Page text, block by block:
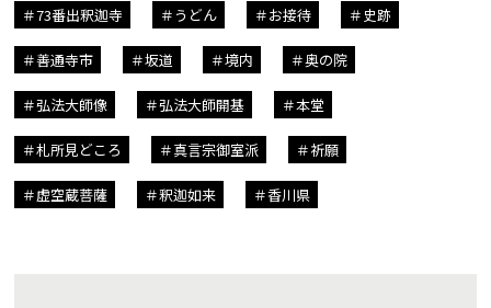
73番出釈迦寺 うどん お接待 史跡
善通寺市 坂道 境内 奥の院
弘法大師像 弘法大師開基 本堂
札所見どころ 真言宗御室派 祈願
虚空蔵菩薩 釈迦如来 香川県